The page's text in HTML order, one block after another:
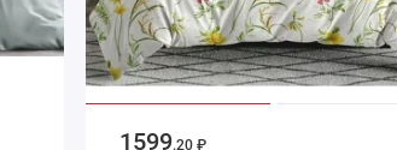
1599.20 ₽